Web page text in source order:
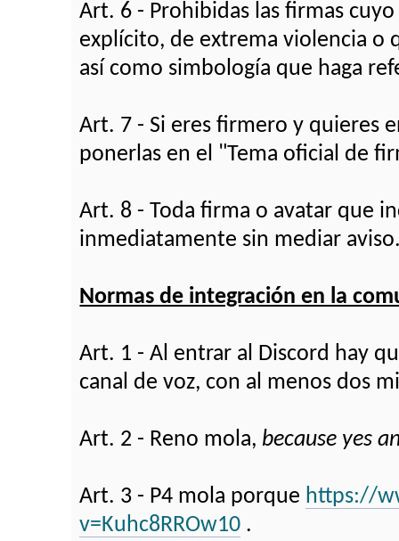
Art. 6 - Prohibidas las firmas
explícito, de extrema violencia o
así como simbología que haga
Art. 7 - Si eres firmero y quieres
ponerlas en el "Tema oficial de
Art. 8 - Toda firma o avatar que
inmediatamente sin mediar
Normas de integración en la
Art. 1 - Al entrar al Discord hay
canal de voz, con al menos dos
Art. 2 - Reno mola, because yes
Art. 3 - P4 mola porque https://
v=Kuhc8RROw10 .